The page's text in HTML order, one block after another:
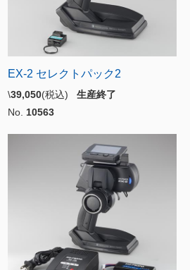
EX-2 セレクトパック2
\39,050(税込) 生産終了
No. 10563